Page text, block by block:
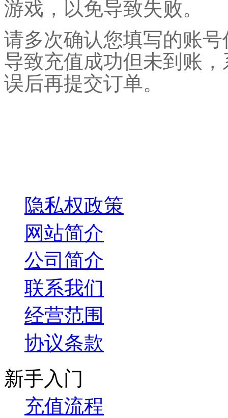
游戏，以免导致失败。
请多次确认您填写的账
导致充值成功但未到账
误后再提交订单。
隐私权政策
网站简介
公司简介
联系我们
经营范围
协议条款
新手入门
充值流程